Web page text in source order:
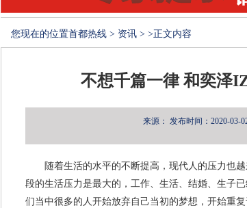
您现在的位置首都热线 > 资讯 > >正文内容
不想千篇一律 和奕泽
来源： 发布时间：2020-03-
随着生活的水平的不断提高，现代人的压力也
段的生活压力是最大的，工作、生活、结婚、生子
们当中很多的人开始放弃自己当初的梦想，开始重